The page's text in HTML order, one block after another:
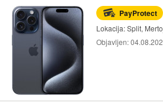
PayProtect
Lokacija:Split,
Objavljen: